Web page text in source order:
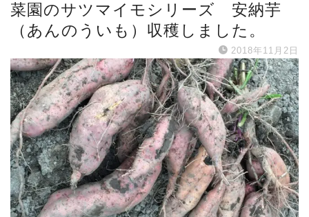
菜園のサツマイモシリーズ 安納芋
（あんのういも）収穫しました。
2018年11月2日